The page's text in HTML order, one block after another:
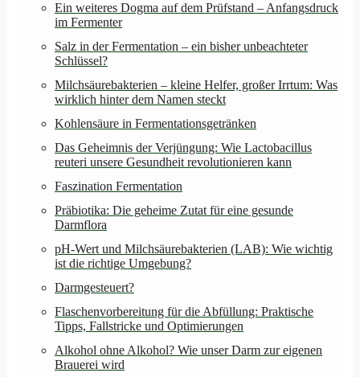
Ein weiteres Dogma auf dem Prüfstand – Anfangsdruck
im Fermenter
Salz in der Fermentation – ein bisher unbeachteter
Schlüssel?
Milchsäurebakterien – kleine Helfer, großer Irrtum: Was
wirklich hinter dem Namen steckt
Kohlensäure in Fermentationsgetränken
Das Geheimnis der Verjüngung: Wie Lactobacillus
reuteri unsere Gesundheit revolutionieren kann
Faszination Fermentation
Präbiotika: Die geheime Zutat für eine gesunde
Darmflora
pH-Wert und Milchsäurebakterien (LAB): Wie wichtig
ist die richtige Umgebung?
Darmgesteuert?
Flaschenvorbereitung für die Abfüllung: Praktische
Tipps, Fallstricke und Optimierungen
Alkohol ohne Alkohol? Wie unser Darm zur eigenen
Brauerei wird